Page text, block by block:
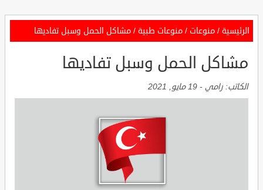
الرئيسية / منوعات / منوعات طبية / مشاكل الحمل وسبل تفاديها
مشاكل الحمل وسبل تفاديها
الكاتب: رامي - 19 مايو, 2021